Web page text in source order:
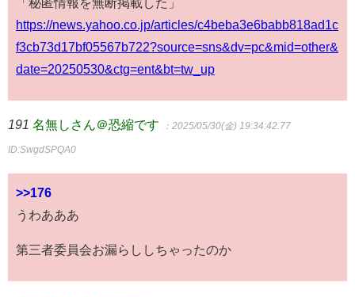
https://news.yahoo.co.jp/articles/c4beba3e6babb818ad1c
f3cb73d17bf05567b722?source=sns&dv=pc&mid=other&
date=20250530&ctg=ent&bt=tw_up
191 名無しさん＠恐縮です ：2025/05/30(金) 19:34:42.77
ID:SwgdSPQA0
>>176
うわあああ
第三者委員会お漏らししちゃったのか